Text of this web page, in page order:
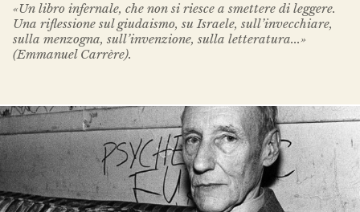
«Un libro infernale, che non si riesce a smettere di leggere.
Una riflessione sul giudaismo, su Israele, sull’invecchiare,
sulla menzogna, sull’invenzione, sulla letteratura...»
(Emmanuel Carrère).